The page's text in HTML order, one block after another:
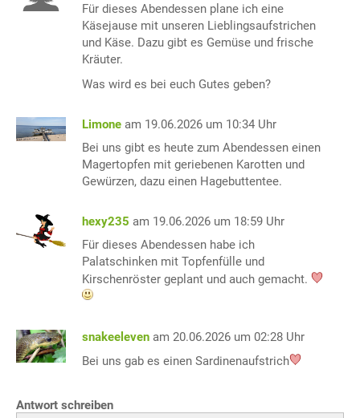
Für dieses Abendessen plane ich eine
Käsejause mit unseren Lieblingsaufstrichen
und Käse. Dazu gibt es Gemüse und frische
Kräuter.
Was wird es bei euch Gutes geben?
Limone am 19.06.2026 um 10:34 Uhr
Bei uns gibt es heute zum Abendessen einen
Magertopfen mit geriebenen Karotten und
Gewürzen, dazu einen Hagebuttentee.
hexy235 am 19.06.2026 um 18:59 Uhr
Für dieses Abendessen habe ich
Palatschinken mit Topfenfülle und
Kirschenröster geplant und auch gemacht.
snakeeleven am 20.06.2026 um 02:28 Uhr
Bei uns gab es einen Sardinenaufstrich
Antwort schreiben